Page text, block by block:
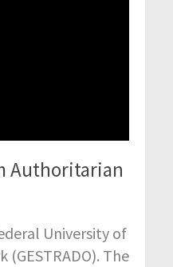
Authoritarian
University of
The